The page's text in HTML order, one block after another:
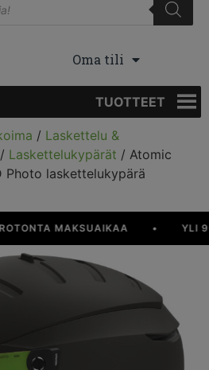
Oma tili
TUOTTEET
/ Laskettelu &
/ Laskettelukypärät / Atomic
Photo laskettelukypärä
MAKSUAIKAA YLI 90